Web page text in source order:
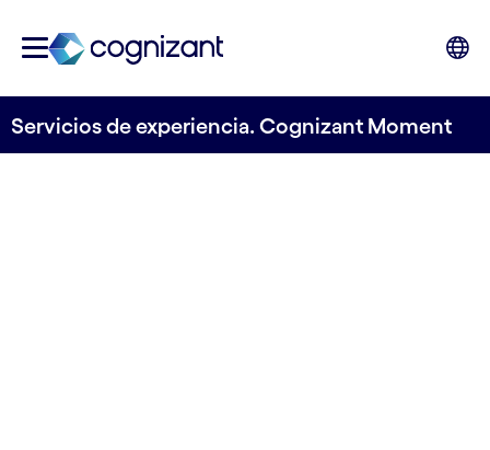
Servicios de experiencia. Cognizant Moment